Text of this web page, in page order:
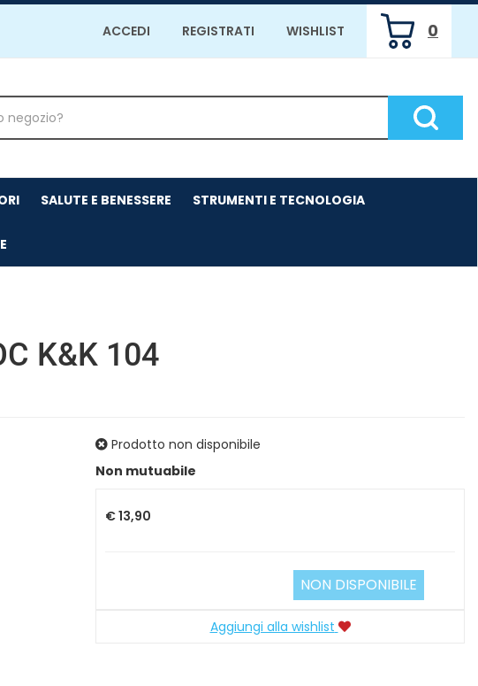
ACCEDI REGISTRATI WISHLIST 0
ARTICOLI
INSERITI
Cerca
SALUTE E BENESSERE STRUMENTI E TECNOLOGIA
K&K 104
Prodotto non disponibile
Non mutuabile
Prezzo
€ 13,90
NON DISPONIBILE
Aggiungi alla wishlist